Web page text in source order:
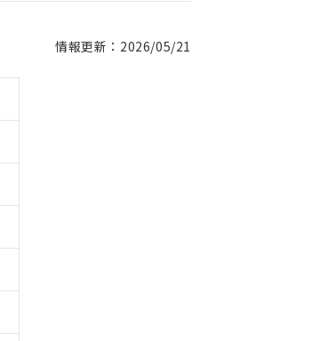
情報更新：2026/05/21